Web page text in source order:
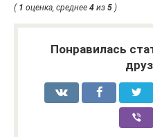
( 1 оценка, среднее 4 из 5 )
Понравилась